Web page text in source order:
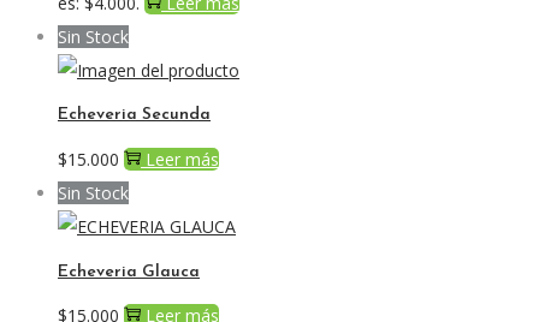
Sin Stock
Echeveria Secunda
$15.000
Leer más
Sin Stock
Echeveria Glauca
$15.000
Leer más